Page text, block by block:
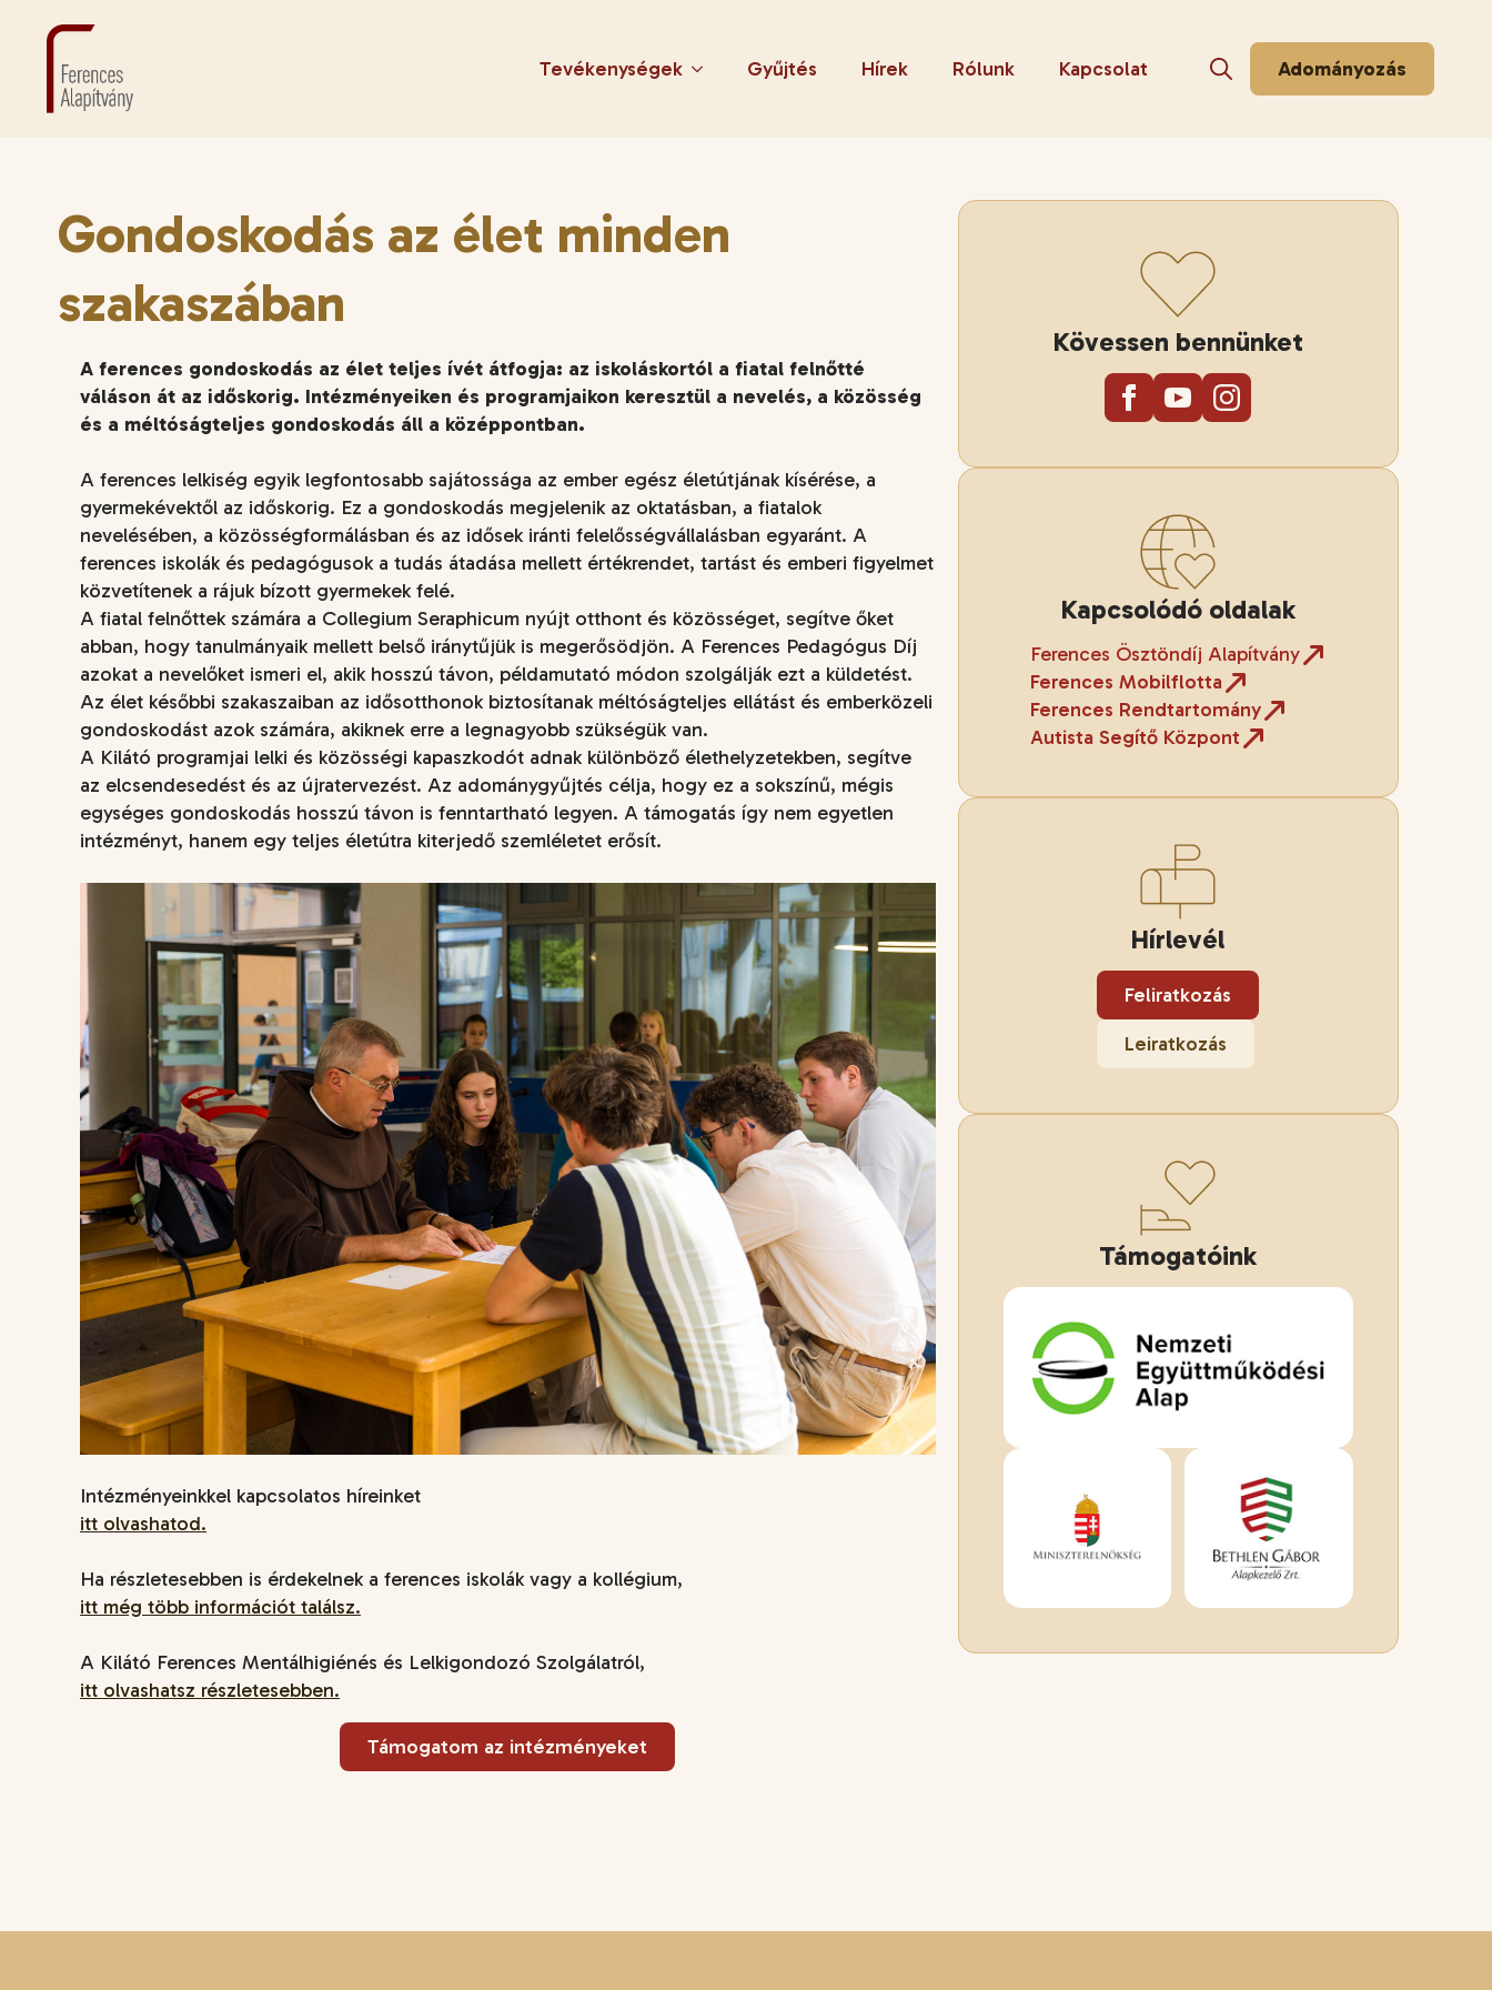
Tevékenységek Gyűjtés Hírek Rólunk
Kapcsolat
Adományozás
Gondoskodás az élet minden
szakaszában
A ferences gondoskodás az élet teljes ívét átfogja: az iskoláskortól a fiatal felnőtté
váláson át az időskorig. Intézményeiken és programjaikon keresztül a nevelés, a közösség
és a méltóságteljes gondoskodás áll a középpontban.
A ferences lelkiség egyik legfontosabb sajátossága az ember egész életútjának kísérése, a
gyermekévektől az időskorig. Ez a gondoskodás megjelenik az oktatásban, a fiatalok
nevelésében, a közösségformálásban és az idősek iránti felelősségvállalásban egyaránt. A
ferences iskolák és pedagógusok a tudás átadása mellett értékrendet, tartást és emberi figyelmet
közvetítenek a rájuk bízott gyermekek felé.
A fiatal felnőttek számára a Collegium Seraphicum nyújt otthont és közösséget, segítve őket
abban, hogy tanulmányaik mellett belső iránytűjük is megerősödjön. A Ferences Pedagógus Díj
azokat a nevelőket ismeri el, akik hosszú távon, példamutató módon szolgálják ezt a küldetést.
Az élet későbbi szakaszaiban az idősotthonok biztosítanak méltóságteljes ellátást és emberközeli
gondoskodást azok számára, akiknek erre a legnagyobb szükségük van.
A Kilátó programjai lelki és közösségi kapaszkodót adnak különböző élethelyzetekben, segítve
az elcsendesedést és az újratervezést. Az adománygyűjtés célja, hogy ez a sokszínű, mégis
egységes gondoskodás hosszú távon is fenntartható legyen. A támogatás így nem egyetlen
intézményt, hanem egy teljes életútra kiterjedő szemléletet erősít.
Intézményeinkkel kapcsolatos híreinket
itt olvashatod.
Ha részletesebben is érdekelnek a ferences iskolák vagy a kollégium,
itt még több információt találsz.
A Kilátó Ferences Mentálhigiénés és Lelkigondozó Szolgálatról,
itt olvashatsz részletesebben.
Támogatom az intézményeket
Kövessen bennünket
Kapcsolódó oldalak
Ferences Ösztöndíj Alapítvány
Ferences Mobilflotta
Ferences Rendtartomány
Autista Segítő Központ
Hírlevél
Feliratkozás
Leiratkozás
Támogatóink